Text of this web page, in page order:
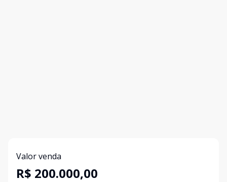
Valor venda
R$ 200.000,00